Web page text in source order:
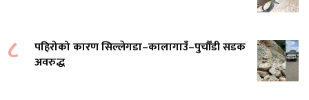
८
पहिरोको कारण सिल्लेगडा–कालागाउँ–पुर्चौंडी सडक
अवरुद्ध